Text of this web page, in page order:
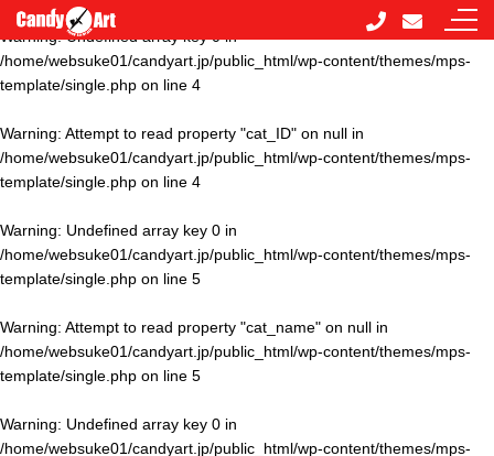
Warning: Undefined array key 0 in
/home/websuke01/candyart.jp/public_html/wp-content/themes/mps-
template/single.php on line 4
Warning: Attempt to read property "cat_ID" on null in
/home/websuke01/candyart.jp/public_html/wp-content/themes/mps-
template/single.php on line 4
Warning: Undefined array key 0 in
/home/websuke01/candyart.jp/public_html/wp-content/themes/mps-
template/single.php on line 5
Warning: Attempt to read property "cat_name" on null in
/home/websuke01/candyart.jp/public_html/wp-content/themes/mps-
template/single.php on line 5
Warning: Undefined array key 0 in
/home/websuke01/candyart.jp/public_html/wp-content/themes/mps-